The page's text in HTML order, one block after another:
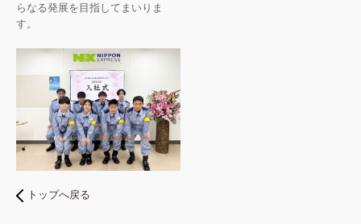
らなる発展を目指してまいりま
す。
トップへ戻る